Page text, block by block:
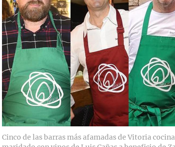
Cinco de las barras más afamadas de Vitoria